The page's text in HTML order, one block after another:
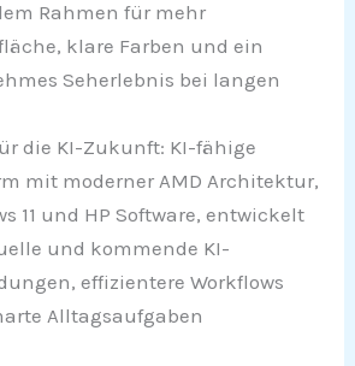
Rahmen für mehr
klare Farben und ein
Seherlebnis bei langen
die KI-Zukunft: KI-fähige
mit moderner AMD Architektur,
11 und HP Software, entwickelt
und kommende KI-
effizientere Workflows
Alltagsaufgaben